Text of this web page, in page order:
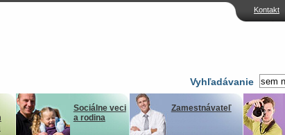
Kontakt
Vyhľadávanie
Sociálne veci
a rodina
Zamestnávateľ